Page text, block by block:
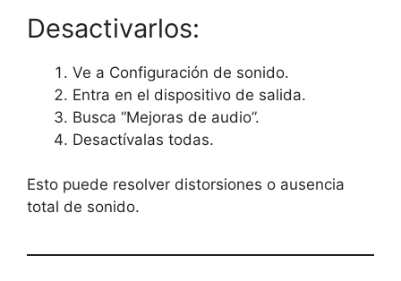
Desactivarlos:
Ve a Configuración de sonido.
Entra en el dispositivo de salida.
Busca “Mejoras de audio”.
Desactívalas todas.
Esto puede resolver distorsiones o ausencia
total de sonido.